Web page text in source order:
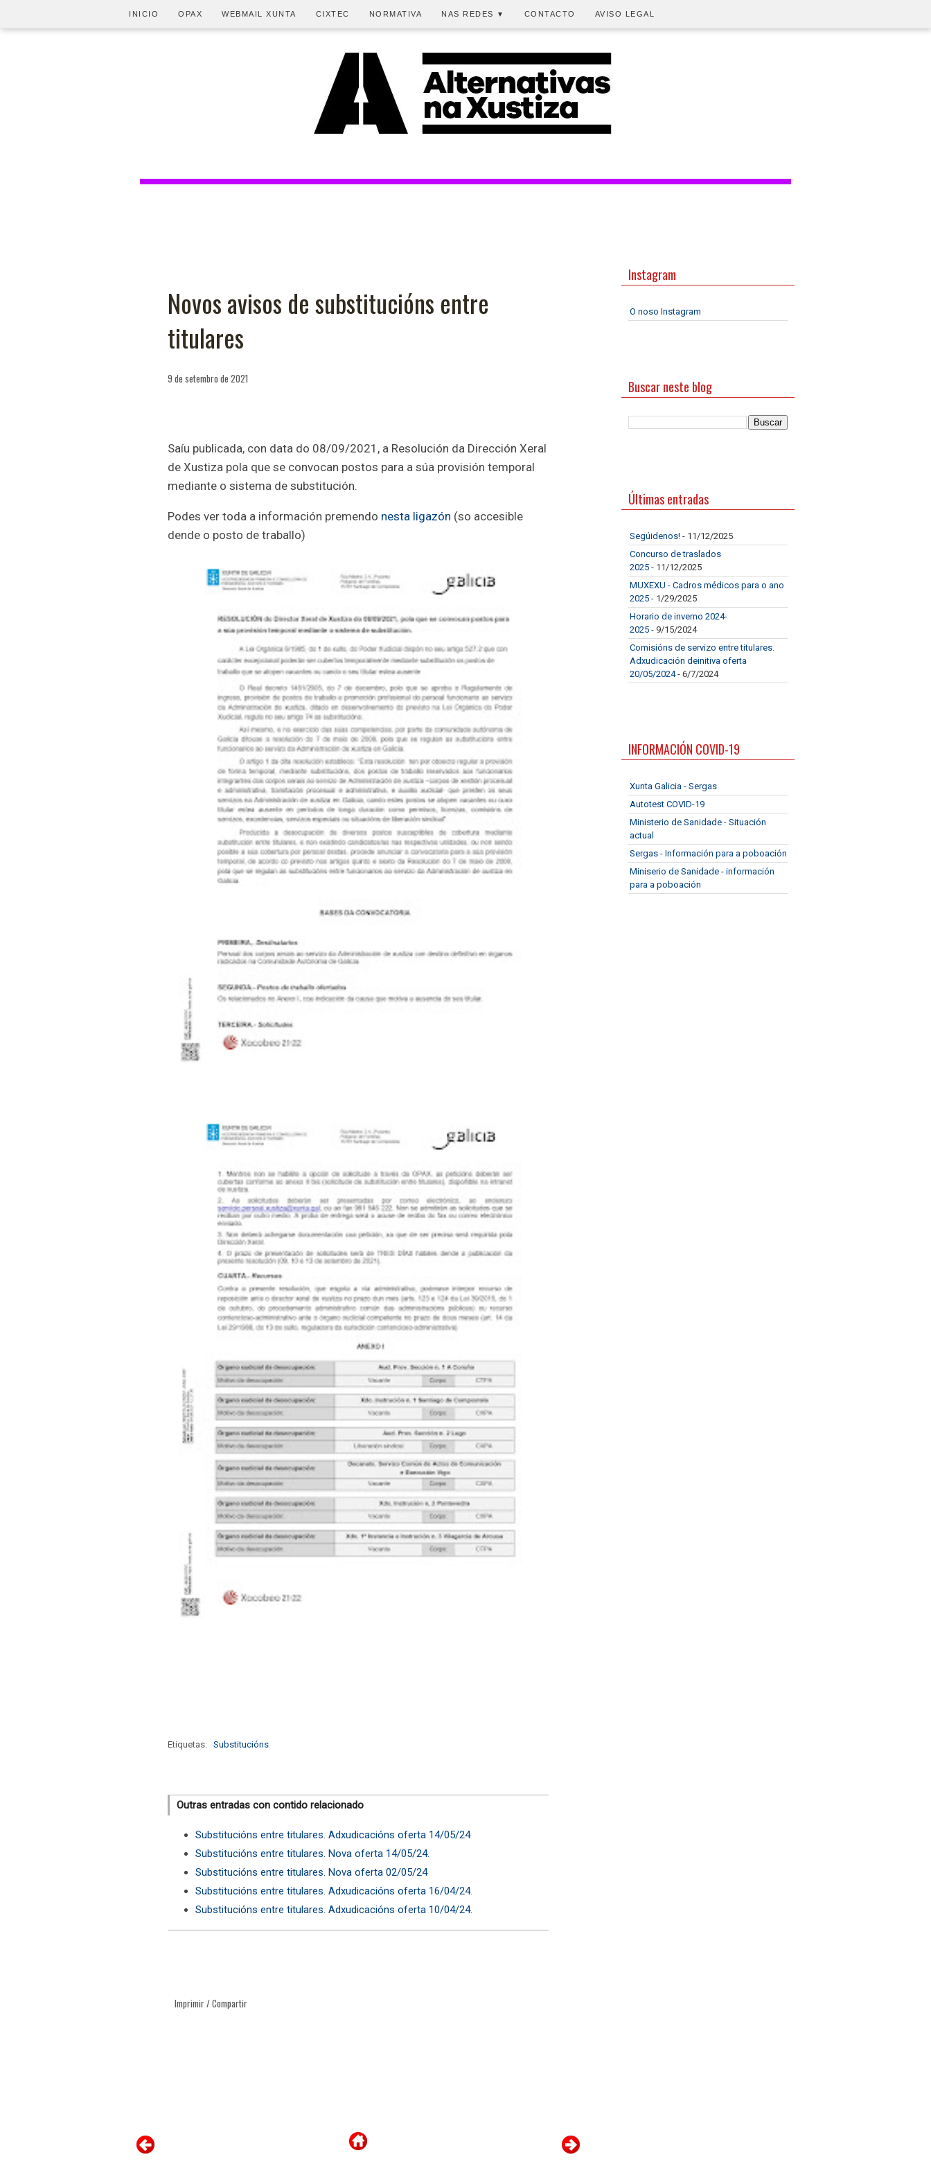
INICIO OPAX WEBMAIL XUNTA CIXTEC NORMATIVA NAS REDES ▼ CONTACTO AVISO LEGAL
Novos avisos de substitucións entre
titulares
9 de setembro de 2021
Saíu publicada, con data do 08/09/2021, a Resolución da Dirección Xeral
de Xustiza pola que se convocan postos para a súa provisión temporal
mediante o sistema de substitución.
Podes ver toda a información premendo nesta ligazón (so accesible
dende o posto de traballo)
Etiquetas: Substitucións
Outras entradas con contido relacionado
Substitucións entre titulares. Adxudicacións oferta 14/05/24
Substitucións entre titulares. Nova oferta 14/05/24.
Substitucións entre titulares. Nova oferta 02/05/24
Substitucións entre titulares. Adxudicacións oferta 16/04/24.
Substitucións entre titulares. Adxudicacións oferta 10/04/24.
Imprimir / Compartir
Instagram
O noso Instagram
Buscar neste blog
Últimas entradas
Segúidenos! - 11/12/2025
Concurso de traslados
2025 - 11/12/2025
MUXEXU - Cadros médicos para o ano
2025 - 1/29/2025
Horario de inverno 2024-
2025 - 9/15/2024
Comisións de servizo entre titulares.
Adxudicación deinitiva oferta
20/05/2024- 6/7/2024
INFORMACIÓN COVID-19
Xunta Galicia - Sergas
Autotest COVID-19
Ministerio de Sanidade - Situación
actual
Sergas - Información para a poboación
Miniserio de Sanidade - información
para a poboación